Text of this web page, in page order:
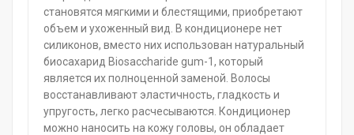
становятся мягкими и блестящими, приобретают
объем и ухоженный вид. В кондиционере нет
силиконов, вместо них использован натуральный
биосахарид Biosaccharide gum-1, который
является их полноценной заменой. Волосы
восстанавливают эластичность, гладкость и
упругость, легко расчесываются. Кондиционер
можно наносить на кожу головы, он обладает